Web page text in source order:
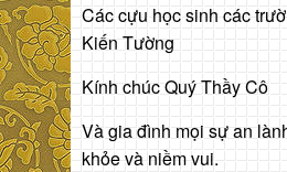
Các cựu học sinh các
Kiến Tường
Kính chúc Quý Thầy Cô
Và gia đình mọi sự an
khỏe và niềm vui.